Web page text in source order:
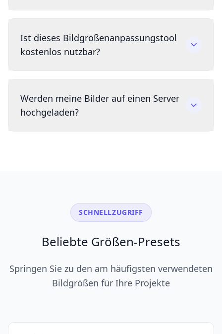
Ist dieses Bildgrößenanpassungstool
kostenlos nutzbar?
Werden meine Bilder auf einen Server
hochgeladen?
SCHNELLZUGRIFF
Beliebte Größen-Presets
Springen Sie zu den am häufigsten verwendeten
Bildgrößen für Ihre Projekte